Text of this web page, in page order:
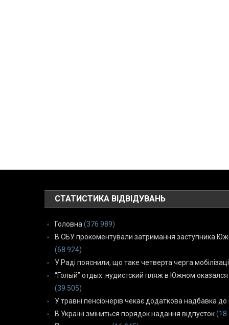
СТАТИСТИКА ВІДВІДУВАНЬ
Головна (376 989)
В СБУ прокоментували затримання заступника
(68 924)
У Раді пояснили, що таке четверта черга
“Голый” отдых: нудистский пляж в Южном
(39 505)
У травні пенсіонерів чекає додаткова надбавка до
В Україні зміниться порядок надання відпусток (18